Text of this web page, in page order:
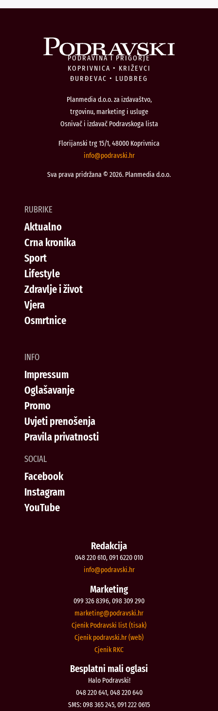
PODRAVINA I PRIGORJE
KOPRIVNICA • KRIŽEVCI
ĐURĐEVAC • LUDBREG
Planmedia d.o.o. za izdavaštvo,
trgovinu, marketing i usluge
Osnivač i izdavač Podravskoga lista
Florijanski trg 15/1, 48000 Koprivnica
rh.iksvardop
@ofni
Sva prava pridržana © 2026. Planmedia d.o.o.
RUBRIKE
Aktualno
Crna kronika
Sport
Lifestyle
Zdravlje i život
Vjera
Osmrtnice
INFO
Impressum
Oglašavanje
Promo
Uvjeti prenošenja
Pravila privatnosti
SOCIAL
Facebook
Instagram
YouTube
Redakcija
048 220 610, 091 6220 010
rh.iksvardop
@ofni
Marketing
099 326 8396, 098 309 290
rh.iksvardop
@gnitekram
Cjenik Podravski list (tisak)
Cjenik podravski.hr (web)
Cjenik RKC
Besplatni mali oglasi
Halo Podravski!
048 220 641, 048 220 640
SMS: 098 365 245, 091 222 0615